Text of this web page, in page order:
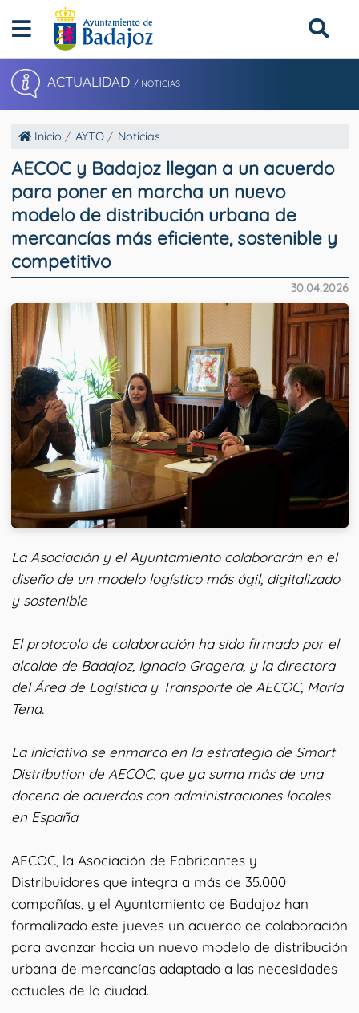
ACTUALIDAD / NOTICIAS
Inicio AYTO Noticias
AECOC y Badajoz llegan a un acuerdo
para poner en marcha un nuevo
modelo de distribución urbana de
mercancías más eficiente, sostenible y
competitivo
30.04.2026
La Asociación y el Ayuntamiento colaborarán en el
diseño de un modelo logístico más ágil, digitalizado
y sostenible
El protocolo de colaboración ha sido firmado por el
alcalde de Badajoz, Ignacio Gragera, y la directora
del Área de Logística y Transporte de AECOC, María
Tena.
La iniciativa se enmarca en la estrategia de Smart
Distribution de AECOC, que ya suma más de una
docena de acuerdos con administraciones locales
en España
AECOC, la Asociación de Fabricantes y
Distribuidores que integra a más de 35.000
compañías, y el Ayuntamiento de Badajoz han
formalizado este jueves un acuerdo de colaboración
para avanzar hacia un nuevo modelo de distribución
urbana de mercancías adaptado a las necesidades
actuales de la ciudad.